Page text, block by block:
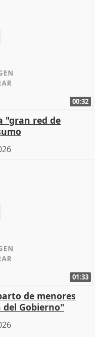
00:32
"gran red de
01:33
de menores
Gobierno"